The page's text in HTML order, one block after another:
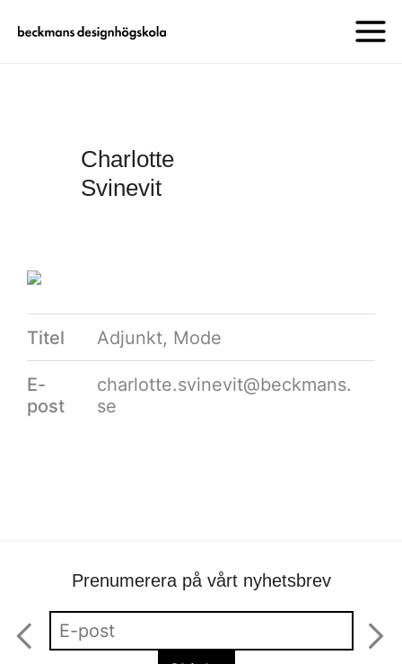
Charlotte
Svinevit
Titel Adjunkt, Mode
E-
post
charlotte.svinevit@beckmans.
se
Prenumerera på vårt nyhetsbrev